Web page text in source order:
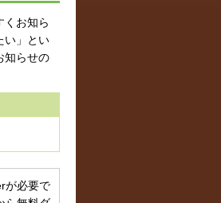
くお知ら
い」とい
知らせの
が必要で